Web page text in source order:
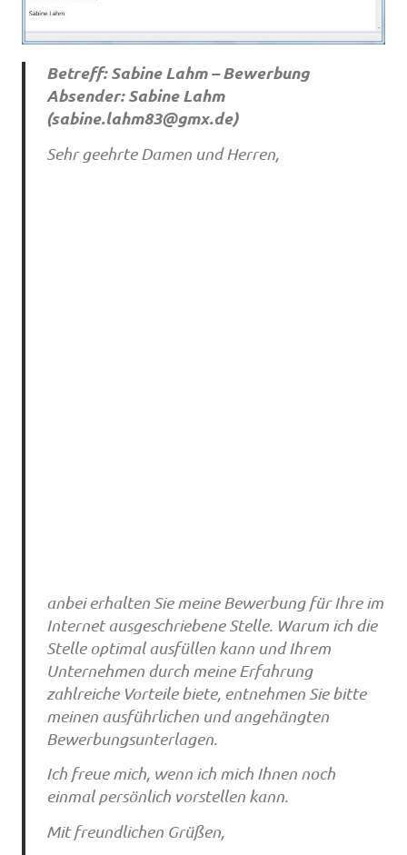
Betreff: Sabine Lahm – Bewerbung
Absender: Sabine Lahm
(sabine.lahm83@gmx.de)
Sehr geehrte Damen und Herren,
anbei erhalten Sie meine Bewerbung für Ihre im
Internet ausgeschriebene Stelle. Warum ich die
Stelle optimal ausfüllen kann und Ihrem
Unternehmen durch meine Erfahrung
zahlreiche Vorteile biete, entnehmen Sie bitte
meinen ausführlichen und angehängten
Bewerbungsunterlagen.
Ich freue mich, wenn ich mich Ihnen noch
einmal persönlich vorstellen kann.
Mit freundlichen Grüßen,